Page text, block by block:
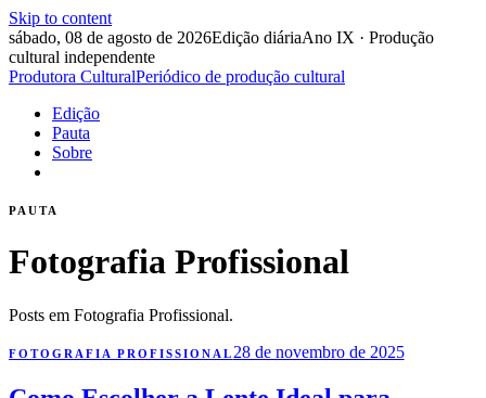
Skip to content
sábado, 08 de agosto de 2026Edição diáriaAno IX · Produção
cultural independente
Produtora CulturalPeriódico de produção cultural
Edição
Pauta
Sobre
PAUTA
Fotografia Profissional
Posts em Fotografia Profissional.
FOTOGRAFIA PROFISSIONAL 28 de novembro de 2025